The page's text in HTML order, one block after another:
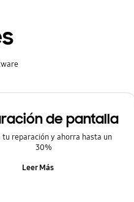
de pantalla
tu reparación y ahorra hasta un
30%
Leer Más